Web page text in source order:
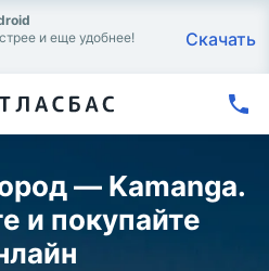
и еще удобнее!
Скачать
— Kamanga.
и покупайте